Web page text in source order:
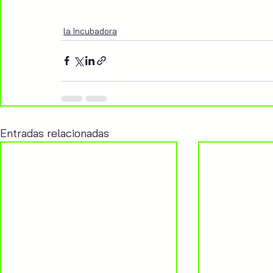
la Incubadora
Entradas relacionadas